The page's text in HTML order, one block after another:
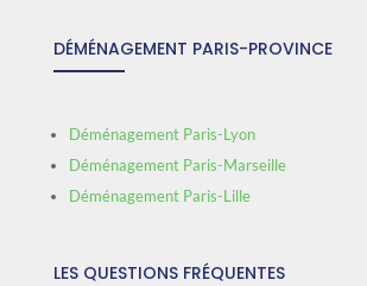
DÉMÉNAGEMENT PARIS-PROVINCE
Déménagement Paris-Lyon
Déménagement Paris-Marseille
Déménagement Paris-Lille
LES QUESTIONS FRÉQUENTES